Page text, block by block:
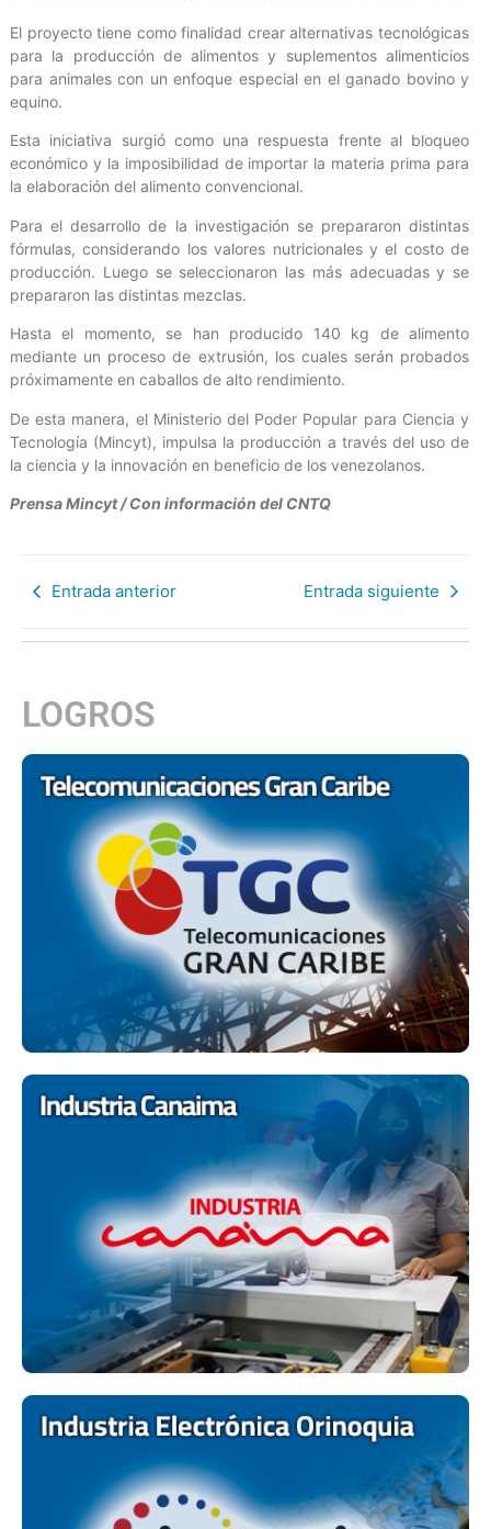
El proyecto tiene como finalidad crear alternativas tecnológicas
para la producción de alimentos y suplementos alimenticios
para animales con un enfoque especial en el ganado bovino y
equino.
Esta iniciativa surgió como una respuesta frente al bloqueo
económico y la imposibilidad de importar la materia prima para
la elaboración del alimento convencional.
Para el desarrollo de la investigación se prepararon distintas
fórmulas, considerando los valores nutricionales y el costo de
producción. Luego se seleccionaron las más adecuadas y se
prepararon las distintas mezclas.
Hasta el momento, se han producido 140 kg de alimento
mediante un proceso de extrusión, los cuales serán probados
próximamente en caballos de alto rendimiento.
De esta manera, el Ministerio del Poder Popular para Ciencia y
Tecnología (Mincyt), impulsa la producción a través del uso de
la ciencia y la innovación en beneficio de los venezolanos.
Prensa Mincyt / Con información del CNTQ
Entrada anterior Entrada siguiente
LOGROS